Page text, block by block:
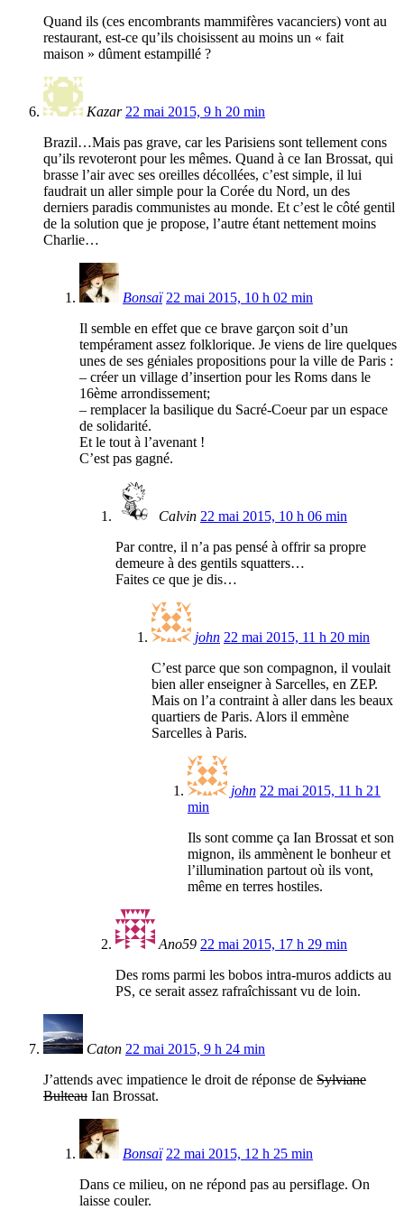
Quand ils (ces encombrants mammifères vacanciers) vont au
restaurant, est-ce qu’ils choisissent au moins un « fait
maison » dûment estampillé ?
Kazar 22 mai 2015, 9 h 20 min
Brazil…Mais pas grave, car les Parisiens sont tellement cons
qu’ils revoteront pour les mêmes. Quand à ce Ian Brossat, qui
brasse l’air avec ses oreilles décollées, c’est simple, il lui
faudrait un aller simple pour la Corée du Nord, un des
derniers paradis communistes au monde. Et c’est le côté gentil
de la solution que je propose, l’autre étant nettement moins
Charlie…
Bonsaï 22 mai 2015, 10 h 02 min
Il semble en effet que ce brave garçon soit d’un
tempérament assez folklorique. Je viens de lire quelques
unes de ses géniales propositions pour la ville de Paris :
– créer un village d’insertion pour les Roms dans le
16ème arrondissement;
– remplacer la basilique du Sacré-Coeur par un espace
de solidarité.
Et le tout à l’avenant !
C’est pas gagné.
Calvin 22 mai 2015, 10 h 06 min
Par contre, il n’a pas pensé à offrir sa propre
demeure à des gentils squatters…
Faites ce que je dis…
john 22 mai 2015, 11 h 20 min
C’est parce que son compagnon, il voulait
bien aller enseigner à Sarcelles, en ZEP.
Mais on l’a contraint à aller dans les beaux
quartiers de Paris. Alors il emmène
Sarcelles à Paris.
john 22 mai 2015, 11 h 21
min
Ils sont comme ça Ian Brossat et son
mignon, ils ammènent le bonheur et
l’illumination partout où ils vont,
même en terres hostiles.
Ano59 22 mai 2015, 17 h 29 min
Des roms parmi les bobos intra-muros addicts au
PS, ce serait assez rafraîchissant vu de loin.
Caton 22 mai 2015, 9 h 24 min
J’attends avec impatience le droit de réponse de Sylviane
Bulteau Ian Brossat.
Bonsaï 22 mai 2015, 12 h 25 min
Dans ce milieu, on ne répond pas au persiflage. On
laisse couler.